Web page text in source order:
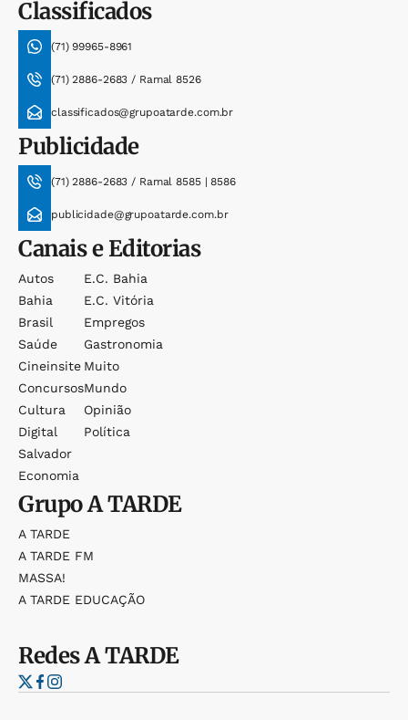
Classificados
(71) 99965-8961
(71) 2886-2683 / Ramal 8526
classificados@grupoatarde.com.br
Publicidade
(71) 2886-2683 / Ramal 8585 | 8586
publicidade@grupoatarde.com.br
Canais e Editorias
Autos
Bahia
Brasil
Saúde
Cineinsite
Concursos
Cultura
Digital
Salvador
Economia
E.c. Bahia
E.c. Vitória
Empregos
Gastronomia
Muito
Mundo
Opinião
Política
GrupoA TARDE
A TARDE
A TARDE FM
MASSA!
A TARDE EDUCAÇÃO
RedesA TARDE